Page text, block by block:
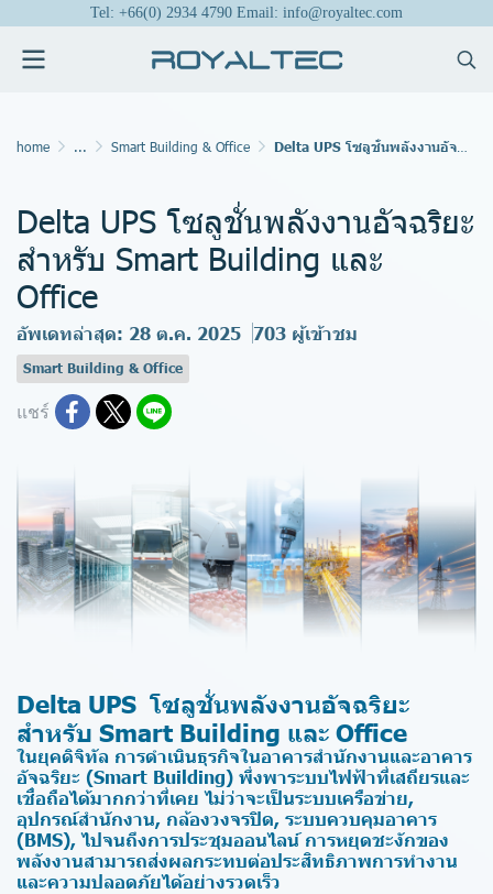
Tel: +66(0) 2934 4790 Email: info@royaltec.com
home ... Smart Building & Office Delta UPS โซลูชั่นพลังงานอัจฉริยะสำหรับ Smart Building และ Office
Delta UPS โซลูชั่นพลังงานอัจฉริยะ
สำหรับ Smart Building และ
Office
อัพเดทล่าสุด: 28 ต.ค. 2025 703 ผู้เข้าชม
Smart Building & Office
แชร์
Delta UPS โซลูชั่นพลังงานอัจฉริยะ
สำหรับ Smart Building และ Office
ในยุคดิจิทัล การดำเนินธุรกิจในอาคารสำนักงานและอาคาร
อัจฉริยะ (Smart Building) พึ่งพาระบบไฟฟ้าที่เสถียรและ
เชื่อถือได้มากกว่าที่เคย ไม่ว่าจะเป็นระบบเครือข่าย,
อุปกรณ์สำนักงาน, กล้องวงจรปิด, ระบบควบคุมอาคาร
(BMS), ไปจนถึงการประชุมออนไลน์ การหยุดชะงักของ
พลังงานสามารถส่งผลกระทบต่อประสิทธิภาพการทำงาน
และความปลอดภัยได้อย่างรวดเร็ว